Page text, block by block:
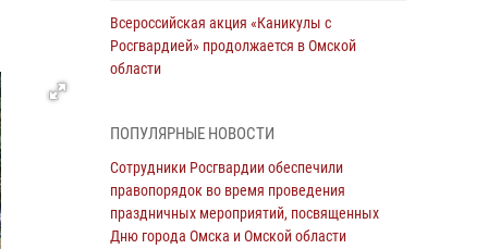
Всероссийская акция «Каникулы с
Росгвардией» продолжается в Омской
области
В подразделении омского ОМОН «Штурм»
Росгвардии прошла тренировка по
управлению беспилотниками (видео)
30 июля 2026, 04:39 1 2
ПОПУЛЯРНЫЕ НОВОСТИ
Сотрудники Росгвардии обеспечили
правопорядок во время проведения
праздничных мероприятий, посвященных
Дню города Омска и Омской области